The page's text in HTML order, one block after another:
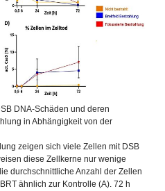
DNA-Schäden und deren
in Abhängigkeit von der
zeigen sich viele Zellen mit DSB
diese Zellkerne nur wenige
durchschnittliche Anzahl der Zellen
ähnlich zur Kontrolle (A). 72 h